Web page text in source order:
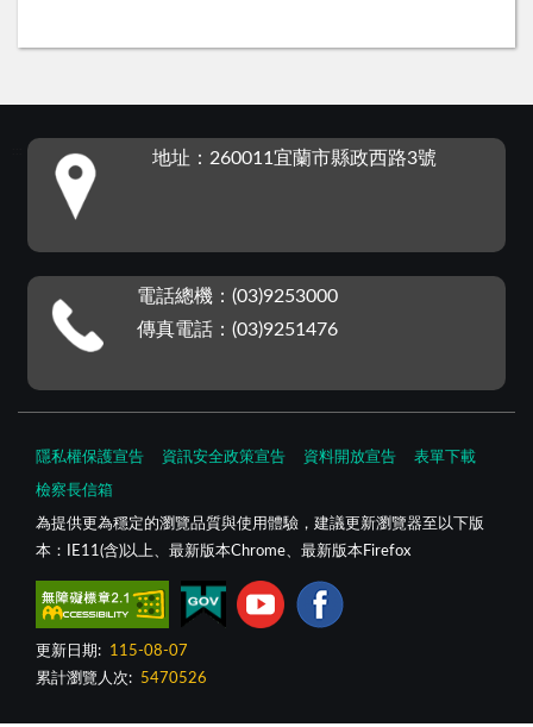
地址：260011宜蘭市縣政西路3號
電話總機：(03)9253000
傳真電話：(03)9251476
隱私權保護宣告 資訊安全政策宣告 資料開放宣告 表單下載
檢察長信箱
為提供更為穩定的瀏覽品質與使用體驗，建議更新瀏覽器至以下版
本：IE11(含)以上、最新版本Chrome、最新版本Firefox
更新日期:
115-08-07
累計瀏覽人次:
5470526